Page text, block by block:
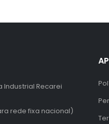
Industrial Recarei
rede fixa nacional)